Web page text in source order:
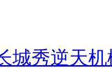
城秀逆天机